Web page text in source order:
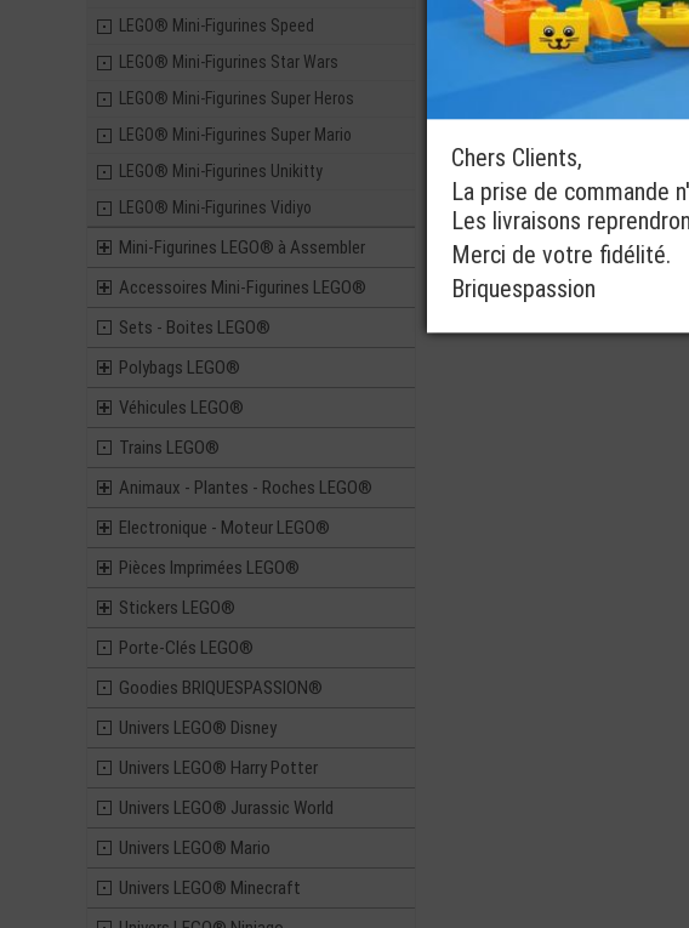
LEGO® Mini-Figurines Speed
LEGO® Mini-Figurines Star Wars
LEGO® Mini-Figurines Super Heros
LEGO® Mini-Figurines Super Mario
LEGO® Mini-Figurines Unikitty
LEGO® Mini-Figurines Vidiyo
Mini-Figurines LEGO® à Assembler
Accessoires Mini-Figurines LEGO®
Sets - Boites LEGO®
Polybags LEGO®
Véhicules LEGO®
Trains LEGO®
Animaux - Plantes - Roches LEGO®
Electronique - Moteur LEGO®
Pièces Imprimées LEGO®
Stickers LEGO®
Porte-Clés LEGO®
Goodies BRIQUESPASSION®
Univers LEGO® Disney
Univers LEGO® Harry Potter
Univers LEGO® Jurassic World
Univers LEGO® Mario
Univers LEGO® Minecraft
Chers Clients,
La prise de commande
Les livraisons
Merci de votre fidélité.
Briquespassion